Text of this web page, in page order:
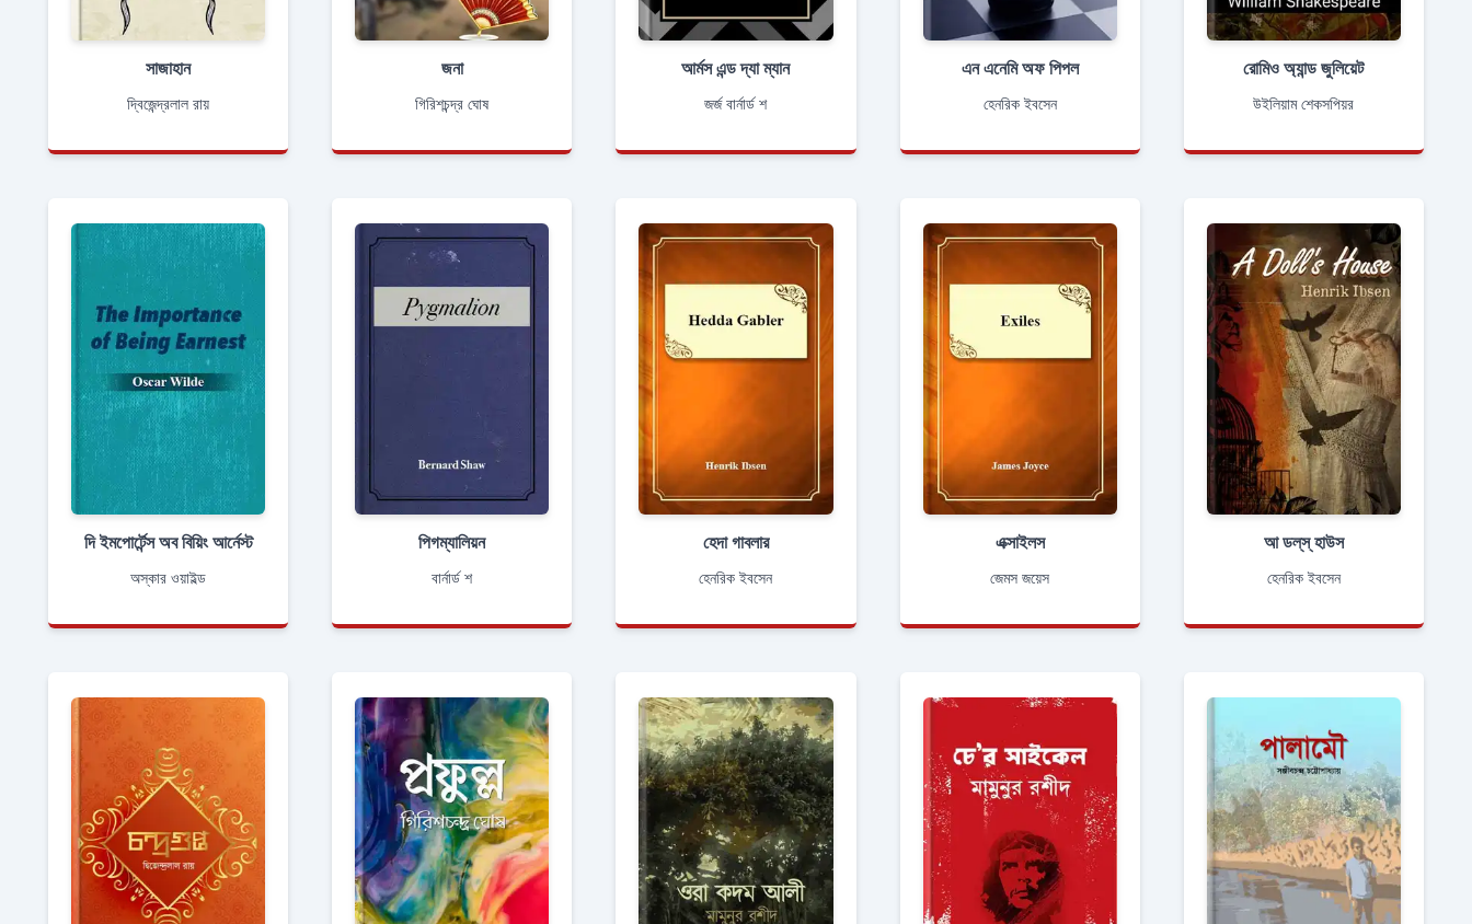
সাজাহান
দ্বিজেন্দ্রলাল রায়
জনা
গিরিশচন্দ্র ঘোষ
আর্মস এন্ড দ্যা ম্যান
জর্জ বার্নার্ড শ
এন এনেমি অফ পিপল
হেনরিক ইবসেন
রোমিও অ্যান্ড জুলিয়েট
উইলিয়াম শেকসপিয়র
দি ইমপোর্টেন্স অব বিয়িং আর্নেস্ট
অস্কার ওয়াইল্ড
পিগম্যালিয়ন
বার্নার্ড শ
হেদা গাবলার
হেনরিক ইবসেন
এক্সাইলস
জেমস জয়েস
আ ডল্‌স্‌ হাউস
হেনরিক ইবসেন